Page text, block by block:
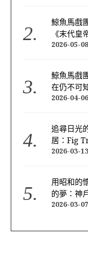
鯨魚馬戲
《末代皇
2026-05-08
鯨魚馬戲
在仍不可
2026-04-06
追尋日光
居：Fig
2026-03-13
用昭和的
的夢：神
2026-03-07